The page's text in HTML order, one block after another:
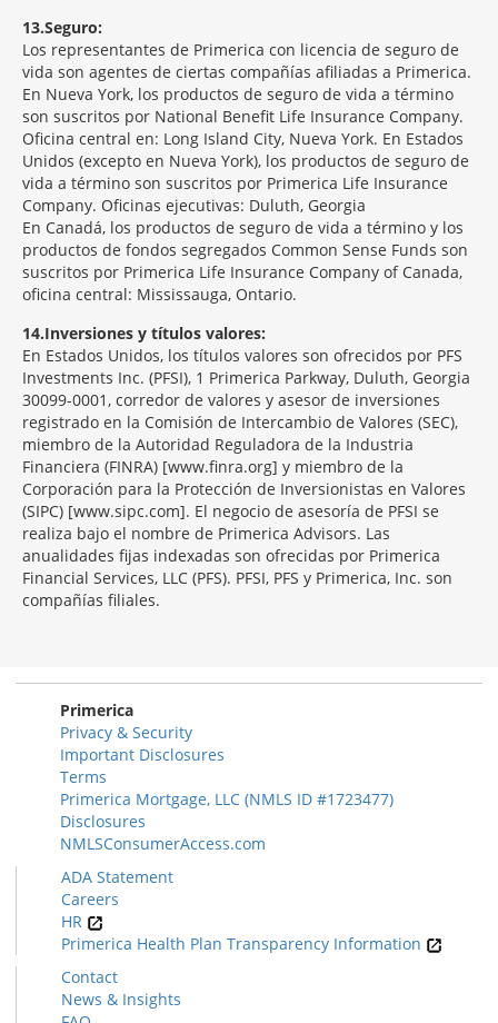
13 Seguro:
Los representantes de Primerica con licencia de seguro de
vida son agentes de ciertas compañías afiliadas a Primerica.
En Nueva York, los productos de seguro de vida a término
son suscritos por National Benefit Life Insurance Company.
Oficina central en: Long Island City, Nueva York. En Estados
Unidos (excepto en Nueva York), los productos de seguro de
vida a término son suscritos por Primerica Life Insurance
Company. Oficinas ejecutivas: Duluth, Georgia
En Canadá, los productos de seguro de vida a término y los
productos de fondos segregados Common Sense Funds son
suscritos por Primerica Life Insurance Company of Canada,
oficina central: Mississauga, Ontario.
14 Inversiones y títulos valores:
En Estados Unidos, los títulos valores son ofrecidos por PFS
Investments Inc. (PFSI), 1 Primerica Parkway, Duluth, Georgia
30099-0001, corredor de valores y asesor de inversiones
registrado en la Comisión de Intercambio de Valores (SEC),
miembro de la Autoridad Reguladora de la Industria
Financiera (FINRA) [www.finra.org] y miembro de la
Corporación para la Protección de Inversionistas en Valores
(SIPC) [www.sipc.com]. El negocio de asesoría de PFSI se
realiza bajo el nombre de Primerica Advisors. Las
anualidades fijas indexadas son ofrecidas por Primerica
Financial Services, LLC (PFS). PFSI, PFS y Primerica, Inc. son
compañías filiales.
Primerica
Privacy & Security
Important Disclosures
Terms
Primerica Mortgage, LLC (NMLS ID #1723477)
Disclosures
NMLSConsumerAccess.com
ADA Statement
Careers
HR
Primerica Health Plan Transparency Information
Contact
News & Insights